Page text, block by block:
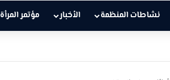
نشاطات المنظمة الأخبار مؤتمر المرأة